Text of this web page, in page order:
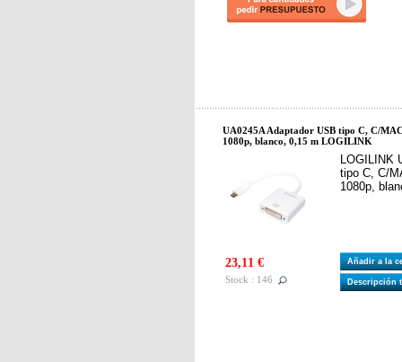
UA0245A Adaptador USB tipo C, C/
1080p, blanco, 0,15 m LOGILINK
LOGILINK
tipo C, C/
1080p,
23,11 €
Stock : 146
Añadir a la
Descripción